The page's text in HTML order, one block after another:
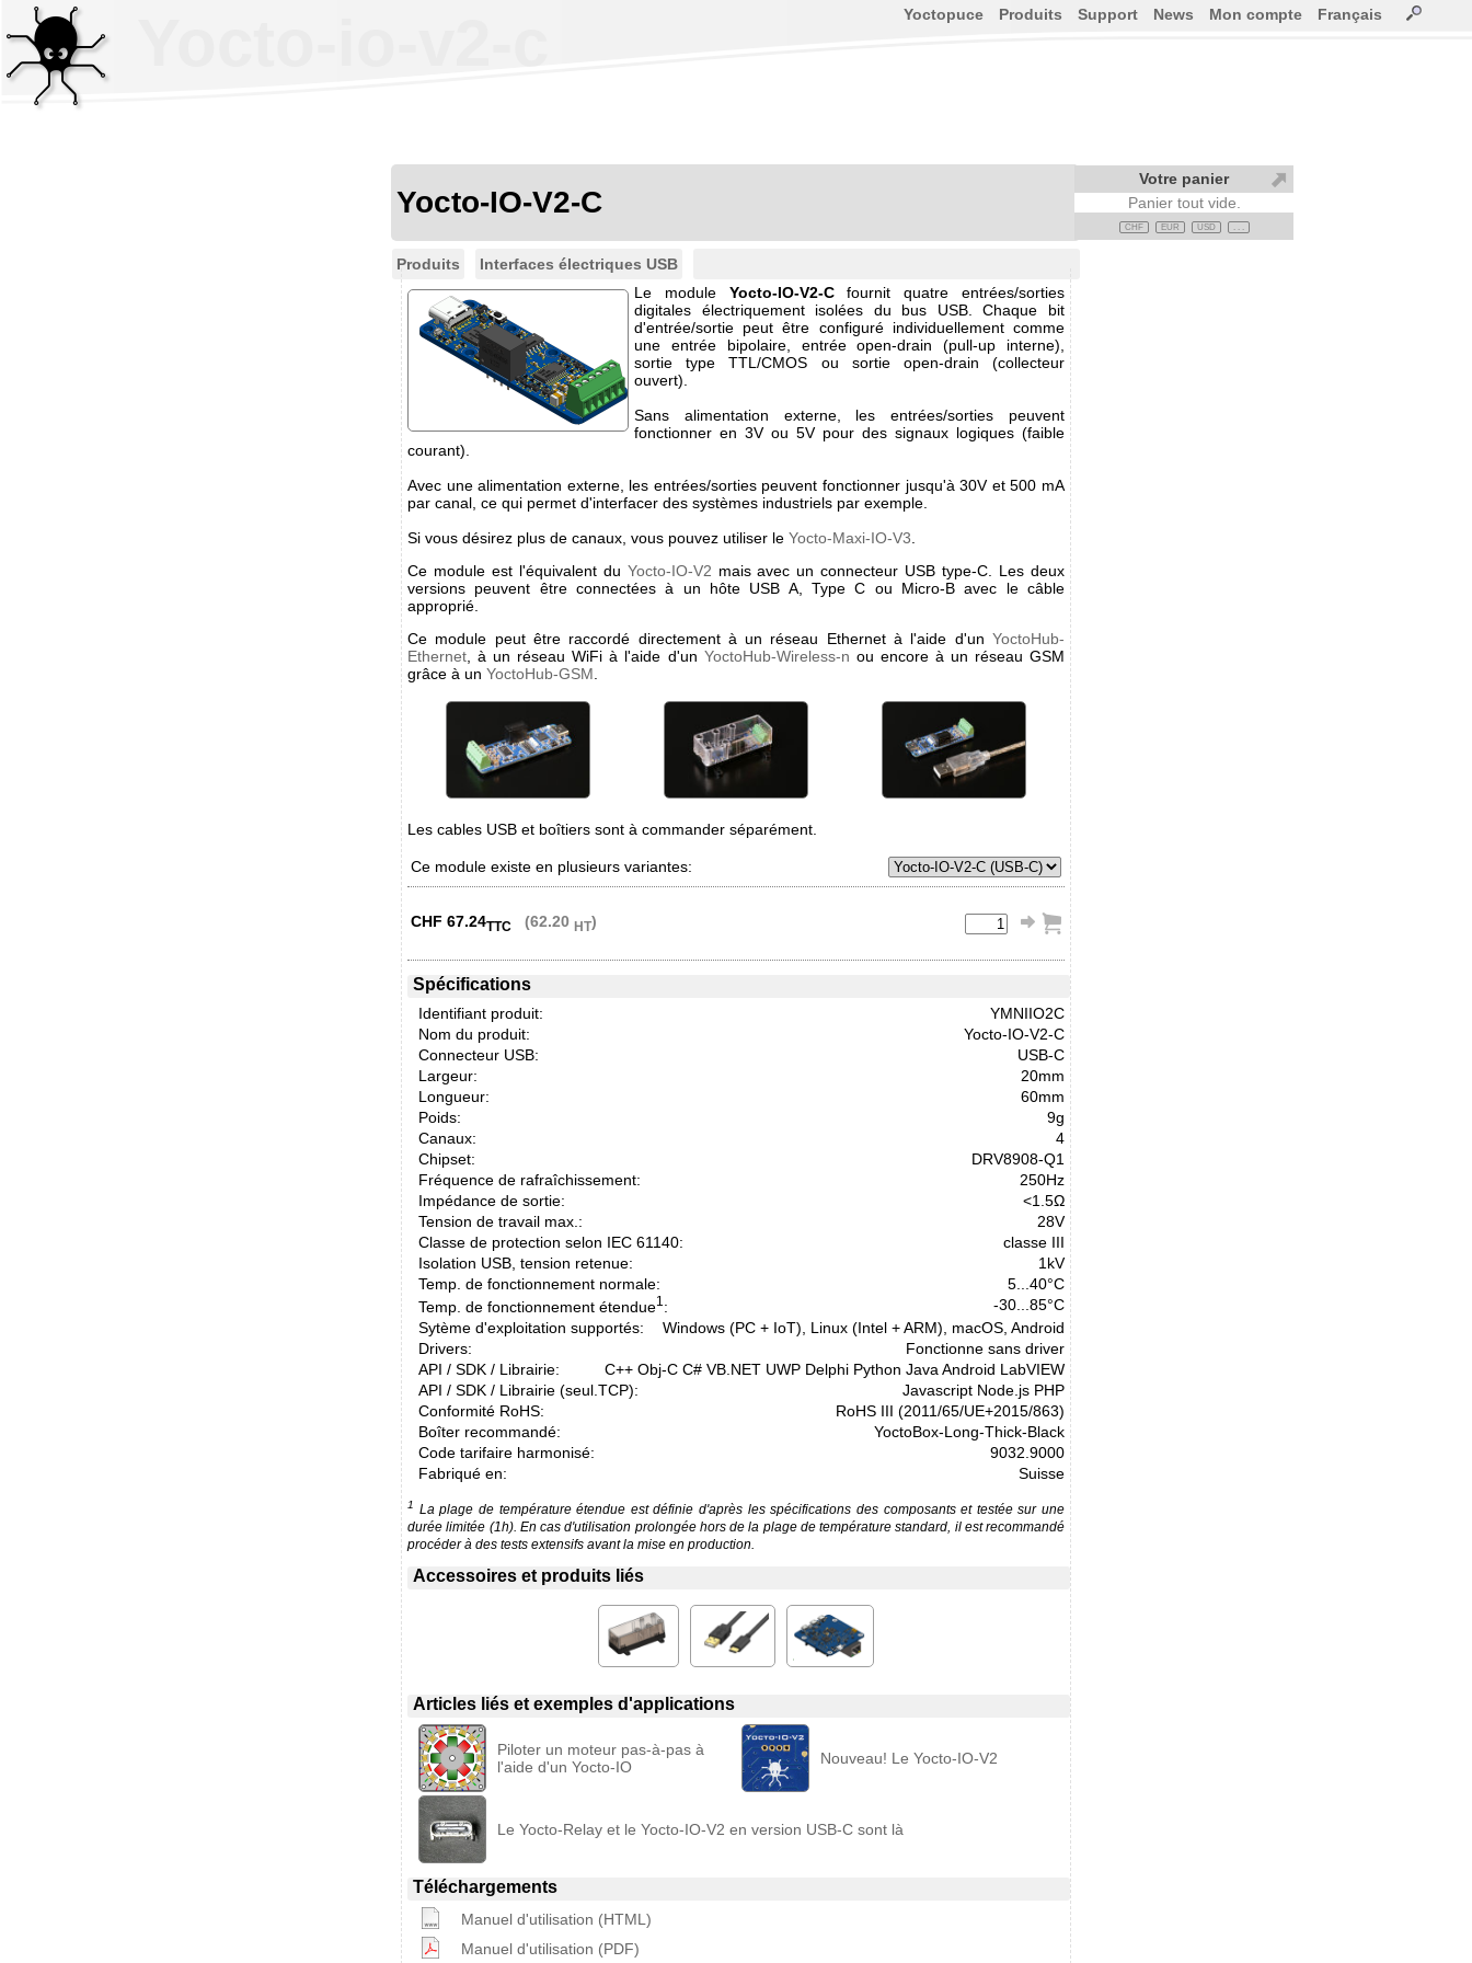
Yocto-IO-V2-C
Produits
Interfaces électriques USB
Le module Yocto-IO-V2-Cfournit quatre entrées/sorties
digitales électriquement isolées du bus USB. Chaque bit
d'entrée/sortie peut être configuré individuellement comme
une entrée bipolaire, entrée open-drain (pull-up interne),
sortie type TTL/CMOS ou sortie open-drain (collecteur
ouvert).
Sans alimentation externe, les entrées/sorties peuvent
fonctionner en 3V ou 5V pour des signaux logiques (faible
courant).
Avec une alimentation externe, les entrées/sorties peuvent fonctionner jusqu'à 30V et 500 mA
par canal, ce qui permet d'interfacer des systèmes industriels par exemple.
Si vous désirez plus de canaux, vous pouvez utiliser le Yocto-Maxi-IO-V3
Ce module est l'équivalent du Yocto-IO-V2 mais avec un connecteur USB type-C. Les deux
versions peuvent être connectées à un hôte USB A, Type C ou Micro-B avec le câble
approprié.
Ce module peut être raccordé directement à un réseau Ethernet à l'aide d'un YoctoHub-
Ethernet , à un réseau WiFi à l'aide d'un YoctoHub-Wireless-n ou encore à un réseau GSM
grâce à un YoctoHub-GSM
Les cables USB et boîtiers sont à commander séparément.
Ce module existe en plusieurs variantes:
CHF 67.24TTC (62.20 HT)
Spécifications
Identifiant produit:
YMNIIO2C
Nom du produit:
Yocto-IO-V2-C
Connecteur USB:
USB-C
Largeur:
20mm
Longueur:
60mm
Poids:
9g
Canaux:
4
Chipset:
DRV8908-Q1
Fréquence de rafraîchissement:
250Hz
Impédance de sortie:
<1.5Ω
Tension de travail max.:
28V
Classe de protection selon IEC 61140:
classe III
Isolation USB, tension retenue:
1kV
Temp. de fonctionnement normale:
5...40°C
Temp. de fonctionnement étendue1 :
-30...85°C
Sytème d'exploitation supportés:
Windows (PC + IoT), Linux (Intel + ARM), macOS, Android
Drivers:
Fonctionne sans driver
API / SDK / Librairie:
C++ Obj-C C# VB.NET UWP Delphi Python Java Android LabVIEW
API / SDK / Librairie (seul.TCP):
Javascript Node.js PHP
Conformité RoHS:
RoHS III (2011/65/UE+2015/863)
Boîter recommandé:
YoctoBox-Long-Thick-Black
Code tarifaire harmonisé:
9032.9000
Fabriqué en:
Suisse
1 La plage de température étendue est définie d'après les spécifications des composants et testée sur une
durée limitée (1h). En cas d'utilisation prolongée hors de la plage de température standard, il est recommandé
procéder à des tests extensifs avant la mise en production.
Accessoires et produits liés
Articles liés et exemples d'applications
Piloter un moteur pas-à-pas à
l'aide d'un Yocto-IO
Nouveau! Le Yocto-IO-V2
Le Yocto-Relay et le Yocto-IO-V2 en version USB-C sont là
Téléchargements
Manuel d'utilisation (HTML)
Manuel d'utilisation (PDF)
Yoctopuce Produits Support News Mon compte Français
Votre panier
Panier tout vide.
CHF EUR USD . . .